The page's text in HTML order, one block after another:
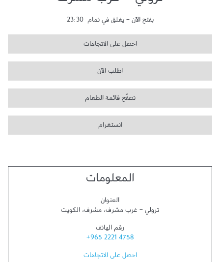
يفتح الآن - يغلق في تمام 23:30
احصل على الاتجاهات
اطلب الآن
تصفّح قائمة الطعام
انستغرام
المعلومات
العنوان
ترولي - غرب مشرف، مشرف، الكويت
رقم الهاتف
+965 2221 4758
احصل على الاتجاهات